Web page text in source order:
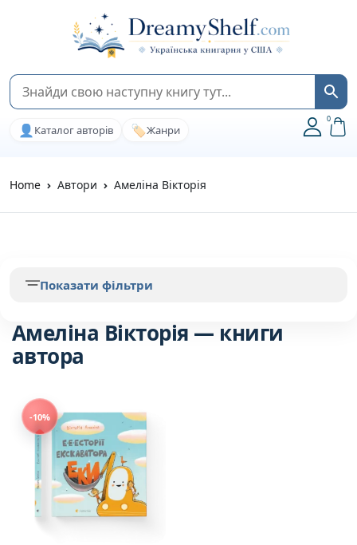
👤 Каталог авторів 🏷️Жанри
0
Home Автори Амеліна Вікторія
Амеліна Вікторія — книги
автора
-10%
Показати фільтри